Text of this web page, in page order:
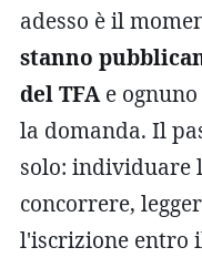
adesso è il
stanno
del TFAe
la domanda. Il
solo: individuare
concorrere,
l'iscrizione entro